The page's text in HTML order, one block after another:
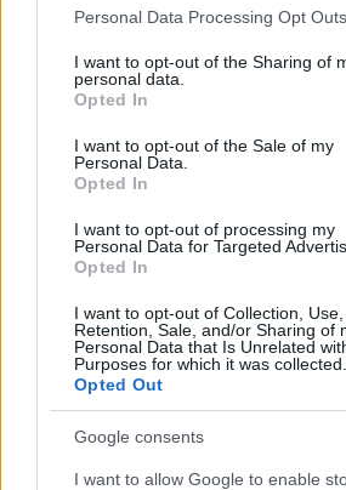
Please note that this website/app uses
not limited to your visit or usage
grant or deny consent to Google and its
use your data for below specified
consent section.
Personal Data Processing Opt Outs
I want to opt-out of the Sharing of
personal data.
Opted In
I want to opt-out of the Sale of my
Personal Data.
Opted In
I want to opt-out of processing my
Personal Data for Targeted
Opted In
I want to opt-out of Collection, Use,
Retention, Sale, and/or Sharing of
Personal Data that Is Unrelated
Purposes for which it was collected.
Opted Out
Google consents
I want to allow Google to enable
Jeśli jesteś kibicem klubu Roztocze Ruda
zaglądaj tutaj częściej. Nasz serwis
terminach meczów, wynikach,
PodkarpacieLive.pl to największa baza
bądź na bieżąco z wydarzeniami z boisk!
Analiza przed meczem: Roztocze Ruda
Roztocze Ruda Różaniecka - Unia
ramach 4. kolejki - Jarosław > Klasa B
Roztocze Ruda Różanieckaprzystępuje
gospodarza. Jak drużyna radzi sobie w
Jarosław > Klasa B Lubaczów przed własną
możecie zobaczyć tabelę uwzględniającą
biorącej pod uwagę tylko mecze
sprawdzić jak spisuje się klub
Jarosław > Klasa B Lubaczów - sytuacja w